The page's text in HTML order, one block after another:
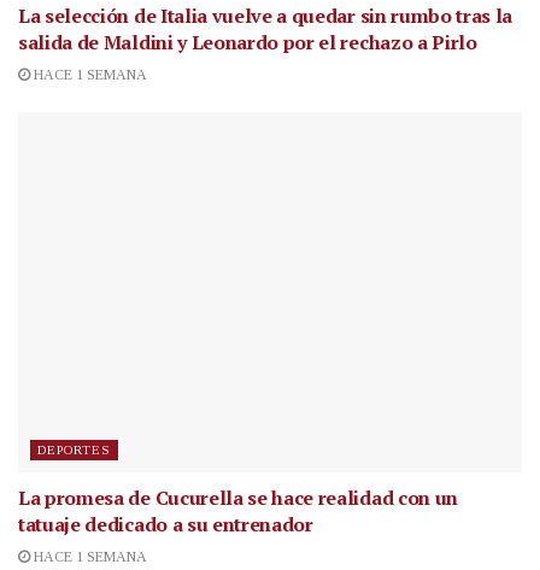
La selección de Italia vuelve a quedar sin rumbo tras la
salida de Maldini y Leonardo por el rechazo a Pirlo
HACE 1 SEMANA
DEPORTES
La promesa de Cucurella se hace realidad con un
tatuaje dedicado a su entrenador
HACE 1 SEMANA